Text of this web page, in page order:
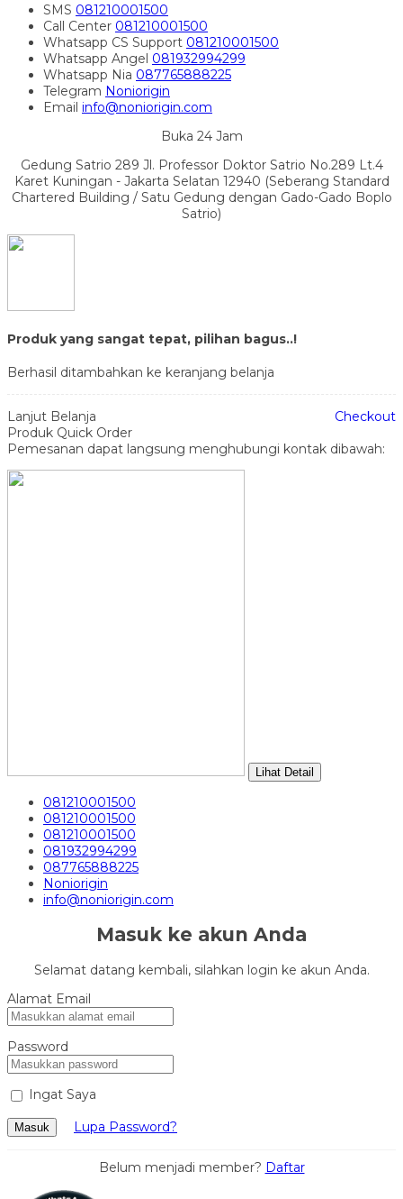
SMS 081210001500
Call Center 081210001500
Whatsapp CS Support 081210001500
Whatsapp Angel 081932994299
Whatsapp Nia 087765888225
Telegram Noniorigin
Email info@noniorigin.com
Buka 24 Jam
Gedung Satrio 289 Jl. Professor Doktor Satrio No.289 Lt.4
Karet Kuningan - Jakarta Selatan 12940 (Seberang Standard
Chartered Building / Satu Gedung dengan Gado-Gado Boplo
Satrio)
Produk yang sangat tepat, pilihan bagus..!
Berhasil ditambahkan ke keranjang belanja
Lanjut Belanja
Checkout
Produk Quick Order
Pemesanan dapat langsung menghubungi kontak dibawah:
Lihat Detail
081210001500
081210001500
081210001500
081932994299
087765888225
Noniorigin
info@noniorigin.com
Masuk ke akun Anda
Selamat datang kembali, silahkan login ke akun Anda.
Alamat Email
Password
Ingat Saya
Masuk Lupa Password?
Belum menjadi member? Daftar